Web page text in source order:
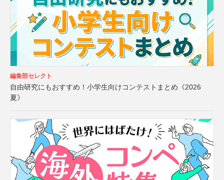
編集部セレクト
自由研究にもおすすめ！小学生向けコンテストまとめ《2026
夏》